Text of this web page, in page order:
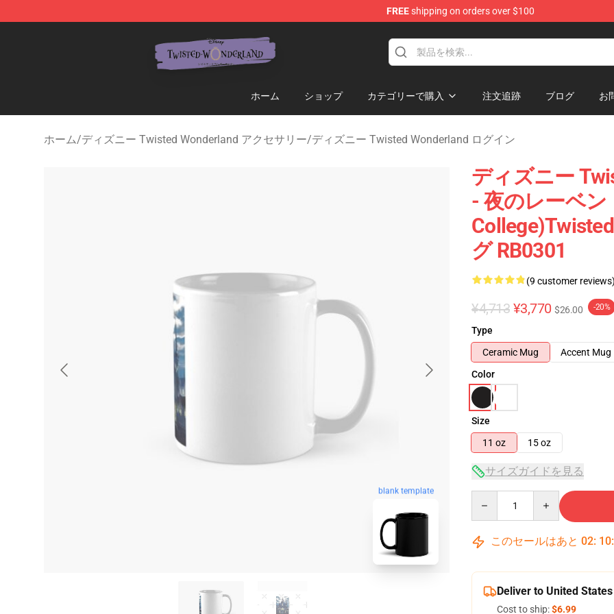
FREEshipping on orders over $100
ホーム ショップ カテゴリーで購入 注文追跡 ブログ お
ホーム/ディズニー Twisted Wonderland アクセサリー/ディズニー Twisted Wonderland ログイン
blank template
ディズニー
- 夜のレーベン
グ RB0301
(9 customer reviews)
¥4,713 ¥3,770 $26.00 -20%
Type
Ceramic Mug
Accent Mug
Color
Size
11 oz
15 oz
サイズガイドを見る
このセールはあと 02: 10:
Deliver to United States
Cost to ship:$6.99